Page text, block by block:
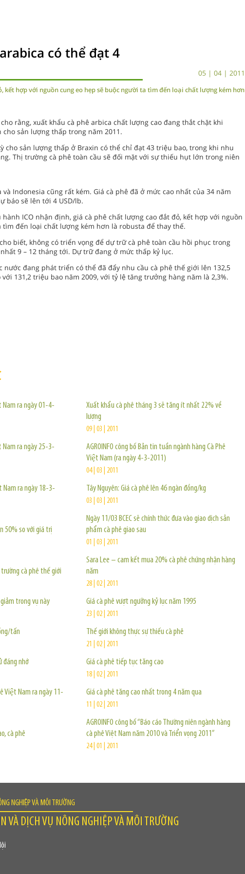
có thể đạt 4
05 | 04 | 2011
kết hợp với nguồn cung eo hẹp sẽ buộc người ta tìm đến loại chất lượng kém hơn
cho rằng, xuất khẩu cà phê arbica chất lượng cao đang thắt chặt khi
sản lượng thấp trong năm 2011.
cho sản lượng thấp ở Braxin có thể chỉ đạt 43 triệu bao, trong khi nhu
Thị trường cà phê toàn cầu sẽ đối mặt với sự thiếu hụt lớn trong niên
Indonesia cũng rất kém. Giá cà phê đã ở mức cao nhất của 34 năm
báo sẽ lên tới 4 USD/lb.
hành ICO nhận định, giá cà phê chất lượng cao đắt đỏ, kết hợp với nguồn
tìm đến loại chất lượng kém hơn là robusta để thay thế.
biết, không có triển vọng để dự trữ cà phê toàn cầu hồi phục trong
9 – 12 tháng tới. Dự trữ đang ở mức thấp kỷ lục.
nước đang phát triển có thể đã đẩy nhu cầu cà phê thế giới lên 132,5
131,2 triệu bao năm 2009, với tỷ lệ tăng trưởng hàng năm là 2,3%.
Nam ra ngày 01-4-
Nam ra ngày 25-3-
Nam ra ngày 18-3-
50% so với giá trị
cà phê thế giới
trong vụ này
tấn
đáng nhớ
Việt Nam ra ngày 11-
cà phê
Xuất khẩu cà phê tháng 3 sẽ tăng ít nhất 22% về
lượng
09 | 03 | 2011
AGROINFO công bố Bản tin tuần ngành hàng Cà Phê
Việt Nam (ra ngày 4-3-2011)
04 | 03 | 2011
Tây Nguyên: Giá cà phê lên 46 ngàn đồng/kg
03 | 03 | 2011
Ngày 11/03 BCEC sẽ chính thức đưa vào giao dịch sản
phẩm cà phê giao sau
01 | 03 | 2011
Sara Lee – cam kết mua 20% cà phê chứng nhận hàng
năm
28 | 02 | 2011
Giá cà phê vượt ngưỡng kỷ lục năm 1995
23 | 02 | 2011
Thế giới không thực sự thiếu cà phê
21 | 02 | 2011
Giá cà phê tiếp tục tăng cao
18 | 02 | 2011
Giá cà phê tăng cao nhất trong 4 năm qua
11 | 02 | 2011
AGROINFO công bố “Báo cáo Thường niên ngành hàng
cà phê Việt Nam năm 2010 và Triển vọng 2011”
24 | 01 | 2011
NGHIỆP VÀ MÔI TRƯỜNG
VÀ DỊCH VỤ NÔNG NGHIỆP VÀ MÔI TRƯỜNG